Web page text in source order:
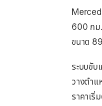
600 กม
ขนาด
ระบบขั
วางตำแ
ราคาเ